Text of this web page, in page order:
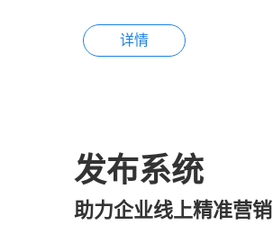
详情
发布系统
助力企业线上精准营销